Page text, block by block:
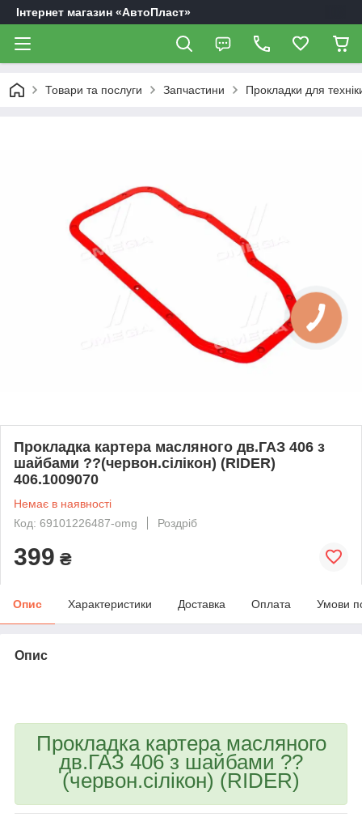
Інтернет магазин «АвтоПласт»
Товари та послуги Запчастини Прокладки для
Прокладка картера масляного дв.ГАЗ 406 з
шайбами ??(червон.сілікон) (RIDER)
406.1009070
Немає в наявності
Код: 69101226487-omg
Роздріб
399 ₴
Опис Характеристики Доставка Оплата Умови
Опис
Прокладка картера масляного
дв.ГАЗ 406 з шайбами ??
(червон.сілікон) (RIDER)